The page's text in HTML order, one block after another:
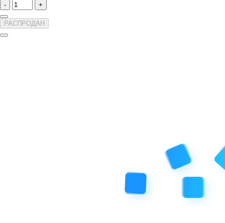
- +
РАСПРОДАН